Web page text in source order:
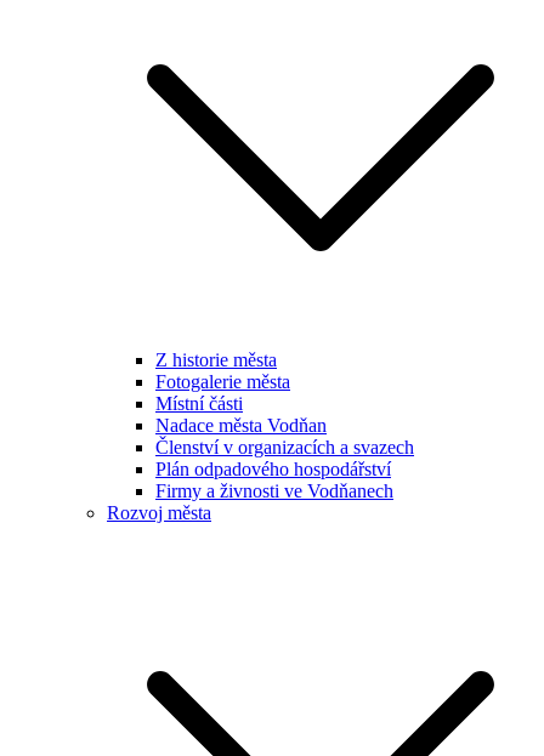
Z historie města
Fotogalerie města
Místní části
Nadace města Vodňan
Členství v organizacích a svazech
Plán odpadového hospodářství
Firmy a živnosti ve Vodňanech
Rozvoj města